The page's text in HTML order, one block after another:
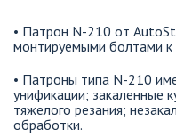
• Патрон N-210 от
монтируемыми болтами к
• Патроны типа N-210
унификации; закаленные
тяжелого резания;
обработки.